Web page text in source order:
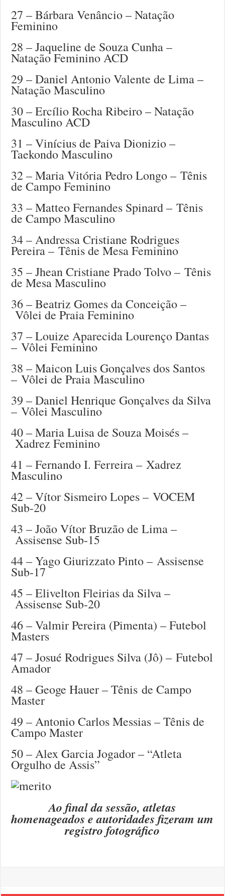
27 – Bárbara Venâncio – Natação
Feminino
28 – Jaqueline de Souza Cunha –
Natação Feminino ACD
29 – Daniel Antonio Valente de Lima –
Natação Masculino
30 – Ercílio Rocha Ribeiro – Natação
Masculino ACD
31 – Vinícius de Paiva Dionizio –
Taekondo Masculino
32 – Maria Vitória Pedro Longo – Tênis
de Campo Feminino
33 – Matteo Fernandes Spinard – Tênis
de Campo Masculino
34 – Andressa Cristiane Rodrigues
Pereira – Tênis de Mesa Feminino
35 – Jhean Cristiane Prado Tolvo – Tênis
de Mesa Masculino
36 – Beatriz Gomes da Conceição –
Vôlei de Praia Feminino
37 – Louize Aparecida Lourenço Dantas
– Vôlei Feminino
38 – Maicon Luis Gonçalves dos Santos
– Vôlei de Praia Masculino
39 – Daniel Henrique Gonçalves da Silva
– Vôlei Masculino
40 – Maria Luisa de Souza Moisés –
Xadrez Feminino
41 – Fernando I. Ferreira – Xadrez
Masculino
42 – Vítor Sismeiro Lopes – VOCEM
Sub-20
43 – João Vítor Bruzão de Lima –
Assisense Sub-15
44 – Yago Giurizzato Pinto – Assisense
Sub-17
45 – Elivelton Fleirias da Silva –
Assisense Sub-20
46 – Valmir Pereira (Pimenta) – Futebol
Masters
47 – Josué Rodrigues Silva (Jô) – Futebol
Amador
48 – Geoge Hauer – Tênis de Campo
Master
49 – Antonio Carlos Messias – Tênis de
Campo Master
50 – Alex Garcia Jogador – “Atleta
Orgulho de Assis”
Ao final da sessão, atletas
homenageados e autoridades fizeram um
registro fotográfico